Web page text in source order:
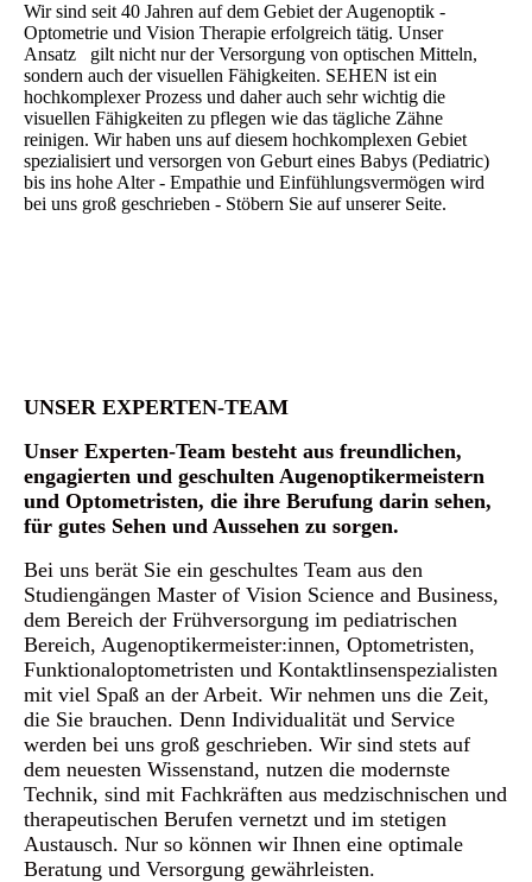
Wir sind seit 40 Jahren auf dem Gebiet der Augenoptik -
Optometrie und Vision Therapie erfolgreich tätig. Unser
Ansatz gilt nicht nur der Versorgung von optischen Mitteln,
sondern auch der visuellen Fähigkeiten. SEHEN ist ein
hochkomplexer Prozess und daher auch sehr wichtig die
visuellen Fähigkeiten zu pflegen wie das tägliche Zähne
reinigen. Wir haben uns auf diesem hochkomplexen Gebiet
spezialisiert und versorgen von Geburt eines Babys (Pediatric)
bis ins hohe Alter - Empathie und Einfühlungsvermögen wird
bei uns groß geschrieben - Stöbern Sie auf unserer Seite.
UNSER EXPERTEN-TEAM
Unser Experten-Team besteht aus freundlichen,
engagierten und geschulten Augenoptikermeistern
und Optometristen, die ihre Berufung darin sehen,
für gutes Sehen und Aussehen zu sorgen.
Bei uns berät Sie ein geschultes Team aus den
Studiengängen Master of Vision Science and Business,
dem Bereich der Frühversorgung im pediatrischen
Bereich, Augenoptikermeister:innen, Optometristen,
Funktionaloptometristen und Kontaktlinsenspezialisten
mit viel Spaß an der Arbeit. Wir nehmen uns die Zeit,
die Sie brauchen. Denn Individualität und Service
werden bei uns groß geschrieben. Wir sind stets auf
dem neuesten Wissenstand, nutzen die modernste
Technik, sind mit Fachkräften aus medzischnischen und
therapeutischen Berufen vernetzt und im stetigen
Austausch. Nur so können wir Ihnen eine optimale
Beratung und Versorgung gewährleisten.